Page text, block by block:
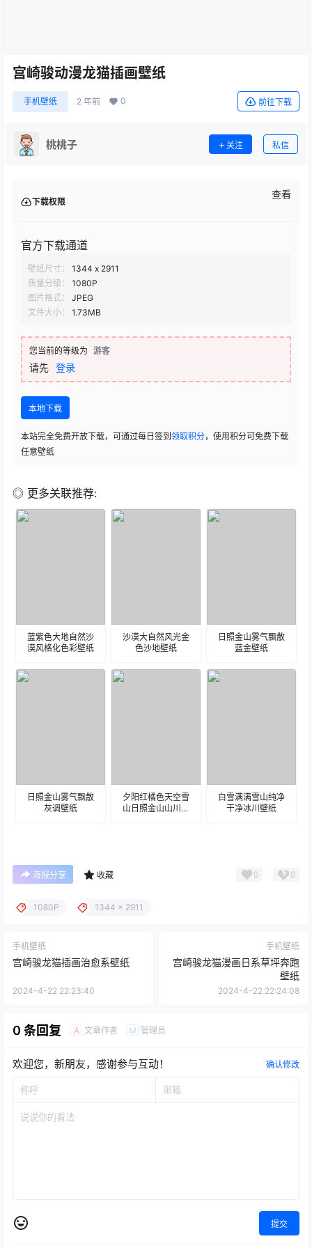
宫崎骏动漫龙猫插画壁纸
手机壁纸 2 年前 0 前往下载
桃桃子 关注 私信
下载权限
查看
官方下载通道
壁纸尺寸：
1344 x 2911
质量分级：
1080P
图片格式：
JPEG
文件大小：
1.73MB
您当前的等级为 游客
请先 登录
本地下载
本站完全免费开放下载，可通过每日签到 领取积分，使用积分可免费下载
任意壁纸
◎ 更多关联推荐:
蓝紫色大地自然沙
漠风格化色彩壁纸
沙漠大自然风光金
色沙地壁纸
日照金山雾气飘散
蓝金壁纸
日照金山雾气飘散
灰调壁纸
夕阳红橘色天空雪
山日照金山山川壁
白雪满满雪山纯净
干净冰川壁纸
海报分享 收藏 0 0
1080P 1344 x 2911
手机壁纸
宫崎骏龙猫插画治愈系壁纸
2024-4-22 22:23:40
手机壁纸
宫崎骏龙猫漫画日系草坪奔跑
壁纸
2024-4-22 22:24:08
0 条回复 A 文章作者 M 管理员
欢迎您，新朋友，感谢参与互动！ 确认修改
提交